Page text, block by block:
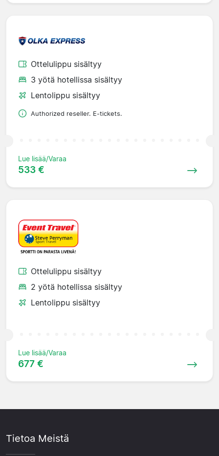
Ottelulippu sisältyy
3 yötä hotellissa sisältyy
Lentolippu sisältyy
Authorized reseller. E-tickets.
Lue lisää/Varaa
533 €
Ottelulippu sisältyy
2 yötä hotellissa sisältyy
Lentolippu sisältyy
Lue lisää/Varaa
677 €
Tietoa Meistä